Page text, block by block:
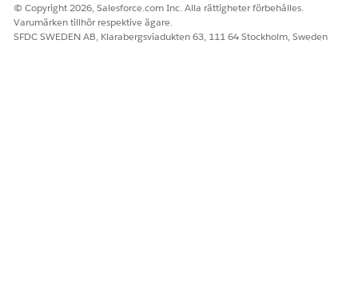
© Copyright 2026, Salesforce.com Inc. Alla rättigheter förbehålles.
Varumärken tillhör respektive ägare.
SFDC SWEDEN AB, Klarabergsviadukten 63, 111 64 Stockholm, Sweden